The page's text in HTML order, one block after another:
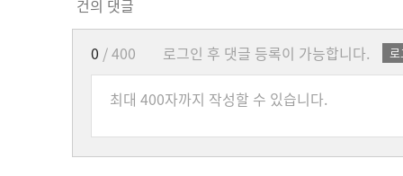
건의 댓글
로그인 후 댓글 등록이 가능합니다.
0 / 400